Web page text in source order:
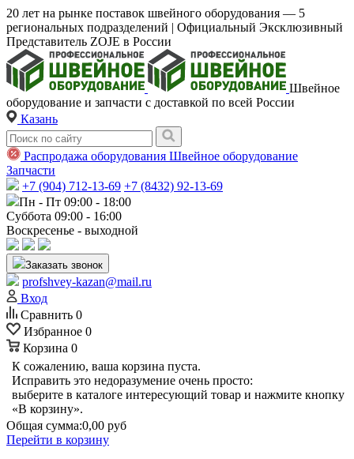
20 лет на рынке поставок швейного оборудования — 5
региональных подразделений | Официальный Эксклюзивный
Представитель ZOJE в России
Швейное
оборудование и запчасти с доставкой по всей России
Казань
Распродажа оборудования Швейное оборудование
Запчасти
+7 (904) 712-13-69 +7 (8432) 92-13-69
Пн - Пт 09:00 - 18:00
Суббота 09:00 - 16:00
Воскресенье - выходной
Заказать звонок
profshvey-kazan@mail.ru
Вход
Сравнить 0
Избранное 0
Корзина 0
К сожалению, ваша корзина пуста.
Исправить это недоразумение очень просто:
выберите в каталоге интересующий товар и нажмите кнопку
«В корзину».
Общая сумма:0,00 руб
Перейти в корзину